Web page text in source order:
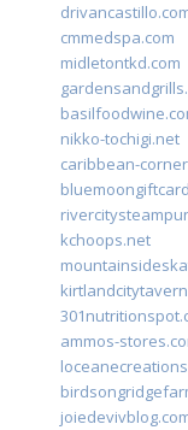
cmmedspa.com
midletontkd.com
nikko-tochigi.net
caribbean-
kchoops.net
ammos-